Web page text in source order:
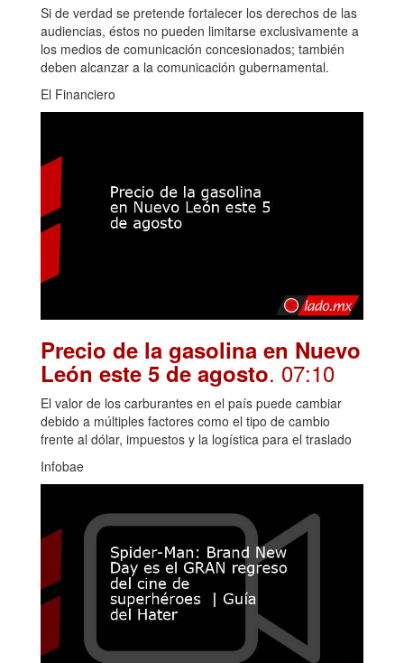
Si de verdad se pretende fortalecer los derechos de las
audiencias, éstos no pueden limitarse exclusivamente a
los medios de comunicación concesionados; también
deben alcanzar a la comunicación gubernamental.
El Financiero
Precio de la gasolina en Nuevo
León este 5 de agosto. 07:10
El valor de los carburantes en el país puede cambiar
debido a múltiples factores como el tipo de cambio
frente al dólar, impuestos y la logística para el traslado
Infobae